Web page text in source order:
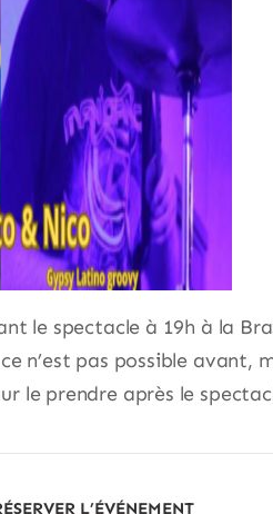
le spectacle à 19h à la
n’est pas possible avant,
le prendre après le
L’ÉVÉNEMENT